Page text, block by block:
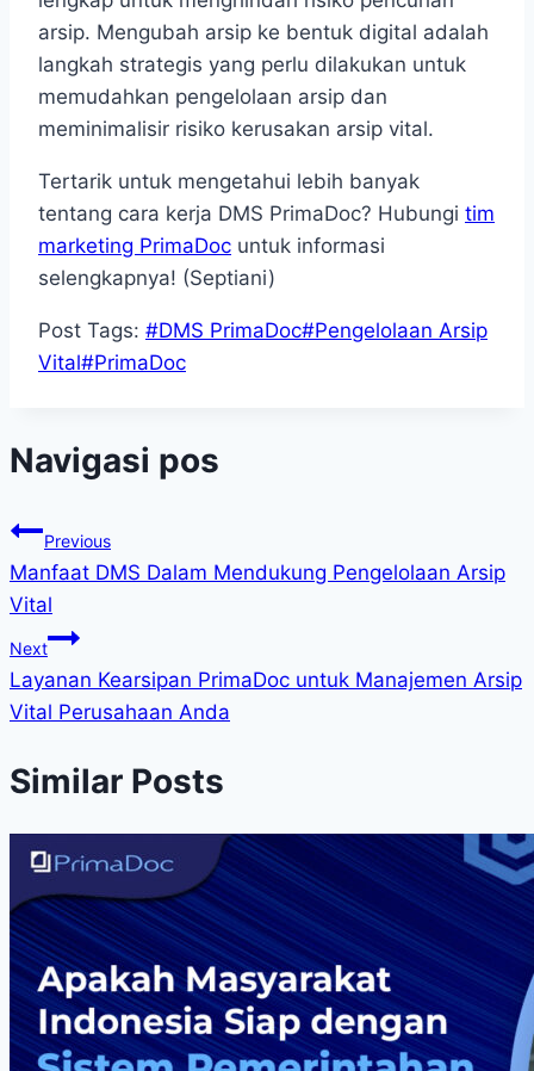
arsip. Mengubah arsip ke bentuk digital adalah
langkah strategis yang perlu dilakukan untuk
memudahkan pengelolaan arsip dan
meminimalisir risiko kerusakan arsip vital.
Tertarik untuk mengetahui lebih banyak
tentang cara kerja DMS PrimaDoc? Hubungi tim
marketing PrimaDoc untuk informasi
selengkapnya! (Septiani)
Post Tags: #DMS PrimaDoc#Pengelolaan Arsip
Vital#PrimaDoc
Navigasi pos
Previous
Manfaat DMS Dalam Mendukung Pengelolaan Arsip
Vital
Next
Layanan Kearsipan PrimaDoc untuk Manajemen Arsip
Vital Perusahaan Anda
Similar Posts